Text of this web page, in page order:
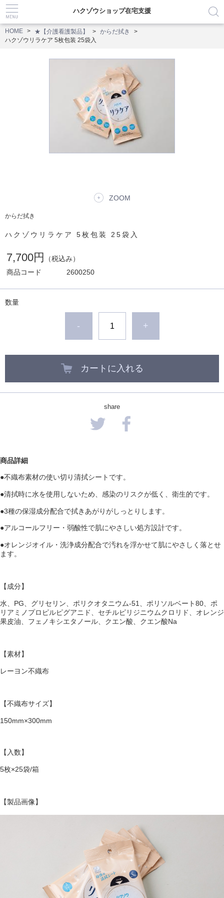
ハクゾウショップ在宅支援
HOME ★【介護看護製品】
からだ拭き
ハクゾウリラケア 5枚包装 25袋入
ZOOM
からだ拭き
ハクゾウリラケア 5枚包装 25袋入
7,700円
（税込み）
商品コード
2600250
数量
- +
カートに入れる
share
商品詳細
●不織布素材の使い切り清拭シートです。
●清拭時に水を使用しないため、感染のリスクが低く、衛生的です。
●3種の保湿成分配合で拭きあがりがしっとりします。
●アルコールフリー・弱酸性で肌にやさしい処方設計です。
●オレンジオイル・洗浄成分配合で汚れを浮かせて肌にやさしく落とせ
ます。
【成分】
水、PG、グリセリン、ポリクオタニウム-51、ポリソルベート80、ポ
リアミノプロピルピグアニド、セチルピリジニウムクロリド、オレンジ
果皮油、フェノキシエタノール、クエン酸、クエン酸Na
【素材】
レーヨン不織布
【不織布サイズ】
150mm×300mm
【入数】
5枚×25袋/箱
【製品画像】